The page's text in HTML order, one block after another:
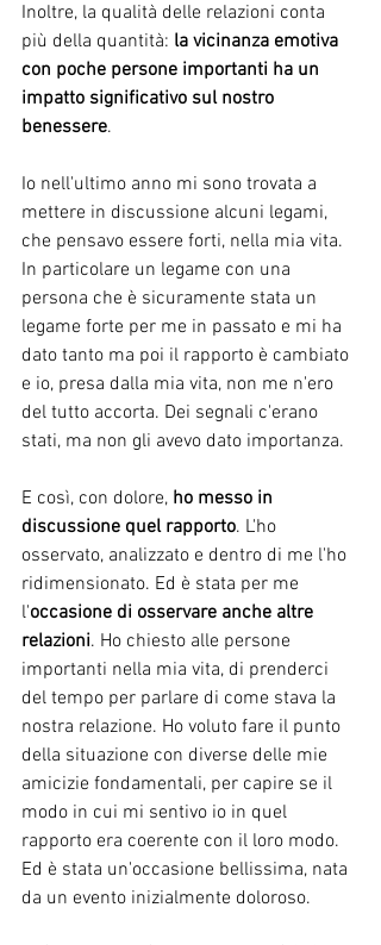
Inoltre, la qualità delle relazioni conta
più della quantità: la vicinanza emotiva
con poche persone importanti ha un
impatto significativo sul nostro
benessere.
Io nell'ultimo anno mi sono trovata a
mettere in discussione alcuni legami,
che pensavo essere forti, nella mia vita.
In particolare un legame con una
persona che è sicuramente stata un
legame forte per me in passato e mi ha
dato tanto ma poi il rapporto è cambiato
e io, presa dalla mia vita, non me n'ero
del tutto accorta. Dei segnali c'erano
stati, ma non gli avevo dato importanza.
E così, con dolore, ho messo in
discussione quel rapporto. L'ho
osservato, analizzato e dentro di me l'ho
ridimensionato. Ed è stata per me
l'occasione di osservare anche altre
relazioni. Ho chiesto alle persone
importanti nella mia vita, di prenderci
del tempo per parlare di come stava la
nostra relazione. Ho voluto fare il punto
della situazione con diverse delle mie
amicizie fondamentali, per capire se il
modo in cui mi sentivo io in quel
rapporto era coerente con il loro modo.
Ed è stata un'occasione bellissima, nata
da un evento inizialmente doloroso.